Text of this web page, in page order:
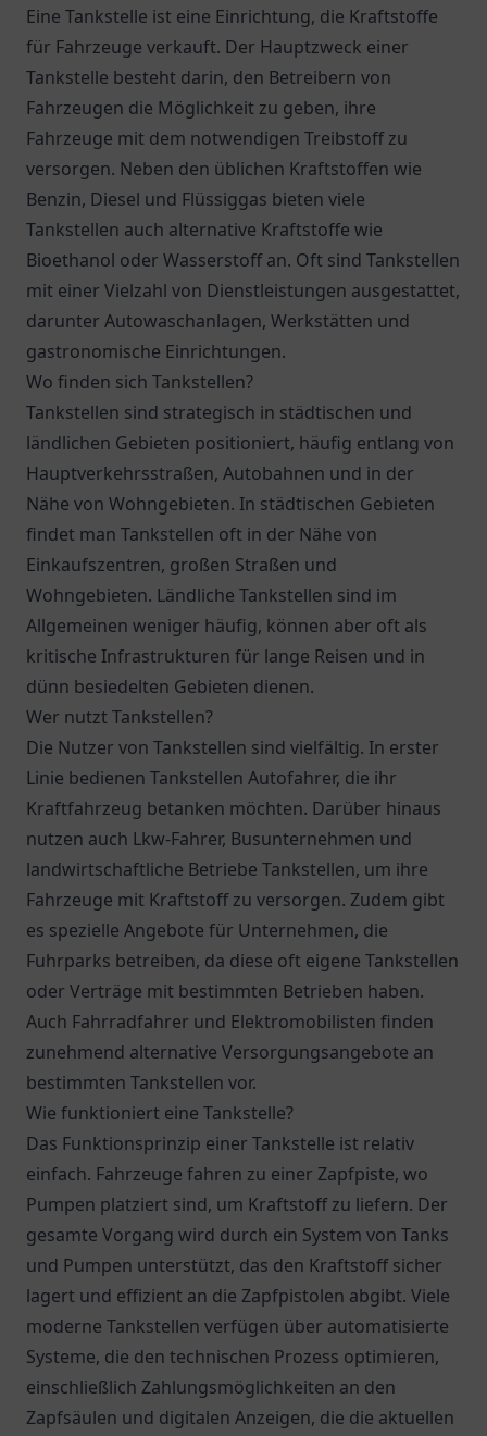
Eine Tankstelle ist eine Einrichtung, die Kraftstoffe
für Fahrzeuge verkauft. Der Hauptzweck einer
Tankstelle besteht darin, den Betreibern von
Fahrzeugen die Möglichkeit zu geben, ihre
Fahrzeuge mit dem notwendigen Treibstoff zu
versorgen. Neben den üblichen Kraftstoffen wie
Benzin, Diesel und Flüssiggas bieten viele
Tankstellen auch alternative Kraftstoffe wie
Bioethanol oder Wasserstoff an. Oft sind Tankstellen
mit einer Vielzahl von Dienstleistungen ausgestattet,
darunter Autowaschanlagen, Werkstätten und
gastronomische Einrichtungen.
Wo finden sich Tankstellen?
Tankstellen sind strategisch in städtischen und
ländlichen Gebieten positioniert, häufig entlang von
Hauptverkehrsstraßen, Autobahnen und in der
Nähe von Wohngebieten. In städtischen Gebieten
findet man Tankstellen oft in der Nähe von
Einkaufszentren, großen Straßen und
Wohngebieten. Ländliche Tankstellen sind im
Allgemeinen weniger häufig, können aber oft als
kritische Infrastrukturen für lange Reisen und in
dünn besiedelten Gebieten dienen.
Wer nutzt Tankstellen?
Die Nutzer von Tankstellen sind vielfältig. In erster
Linie bedienen Tankstellen Autofahrer, die ihr
Kraftfahrzeug betanken möchten. Darüber hinaus
nutzen auch Lkw-Fahrer, Busunternehmen und
landwirtschaftliche Betriebe Tankstellen, um ihre
Fahrzeuge mit Kraftstoff zu versorgen. Zudem gibt
es spezielle Angebote für Unternehmen, die
Fuhrparks betreiben, da diese oft eigene Tankstellen
oder Verträge mit bestimmten Betrieben haben.
Auch Fahrradfahrer und Elektromobilisten finden
zunehmend alternative Versorgungsangebote an
bestimmten Tankstellen vor.
Wie funktioniert eine Tankstelle?
Das Funktionsprinzip einer Tankstelle ist relativ
einfach. Fahrzeuge fahren zu einer Zapfpiste, wo
Pumpen platziert sind, um Kraftstoff zu liefern. Der
gesamte Vorgang wird durch ein System von Tanks
und Pumpen unterstützt, das den Kraftstoff sicher
lagert und effizient an die Zapfpistolen abgibt. Viele
moderne Tankstellen verfügen über automatisierte
Systeme, die den technischen Prozess optimieren,
einschließlich Zahlungsmöglichkeiten an den
Zapfsäulen und digitalen Anzeigen, die die aktuellen